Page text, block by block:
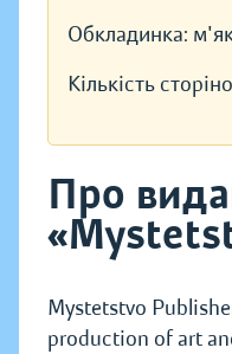
Обкладинка:
Кількість
Про
Mystetstvo
production of art